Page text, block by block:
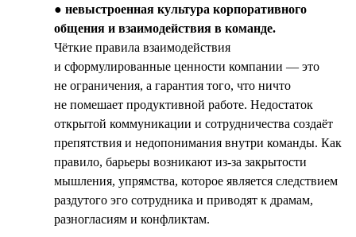
● невыстроенная культура корпоративного
общения и взаимодействия в команде.
Чёткие правила взаимодействия
и сформулированные ценности компании — это
не ограничения, а гарантия того, что ничто
не помешает продуктивной работе. Недостаток
открытой коммуникации и сотрудничества создаёт
препятствия и недопонимания внутри команды. Как
правило, барьеры возникают из-за закрытости
мышления, упрямства, которое является следствием
раздутого эго сотрудника и приводят к драмам,
разногласиям и конфликтам.